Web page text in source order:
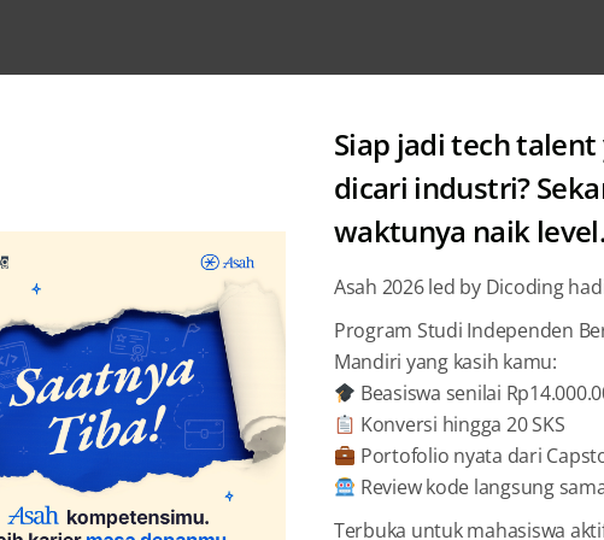
Siap jadi tech talent
dicari industri?
waktunya naik level.
Asah 2026 led by Dicoding
Program Studi Independen
Mandiri yang kasih kamu:
Beasiswa senilai
Konversi hingga 20 SKS
Portofolio nyata dari
Review kode langsung
Terbuka untuk mahasiswa